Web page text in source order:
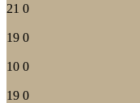
21 0
19 0
10 0
19 0